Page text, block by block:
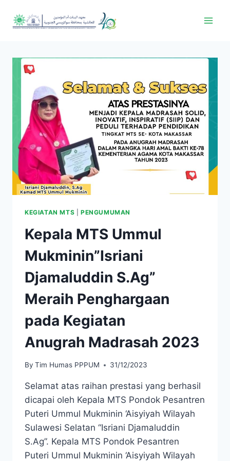
KEGIATAN MTS PENGUMUMAN
Kepala MTS Ummul
Mukminin”Isriani
Djamaluddin S.Ag”
Meraih Penghargaan
pada Kegiatan
Anugrah Madrasah 2023
By Tim Humas PPPUM 31/12/2023
Selamat atas raihan prestasi yang berhasil
dicapai oleh Kepala MTS Pondok Pesantren
Puteri Ummul Mukminin ‘Aisyiyah Wilayah
Sulawesi Selatan “Isriani Djamaluddin
S.Ag”. Kepala MTS Pondok Pesantren
Puteri Ummul Mukminin ‘Aisyiyah Wilayah